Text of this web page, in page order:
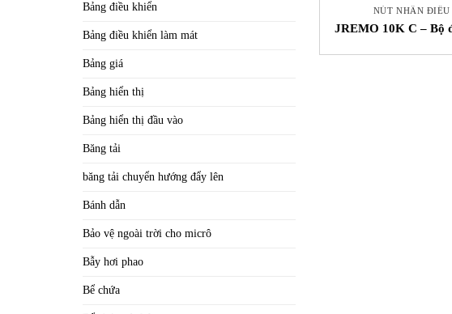
Bảng điều khiển
Bảng điều khiển làm mát
Bảng giá
Bảng hiển thị
Bảng hiển thị đầu vào
Băng tải
băng tải chuyển hướng đẩy lên
Bánh dẫn
Bảo vệ ngoài trời cho micrô
Bẫy hơi phao
Bể chứa
NÚT NHẤN
JREMO 10K C – Bộ